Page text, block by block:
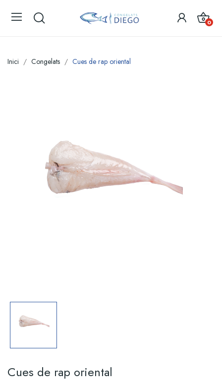
0
Inici Congelats Cues de rap oriental
Cues de rap oriental